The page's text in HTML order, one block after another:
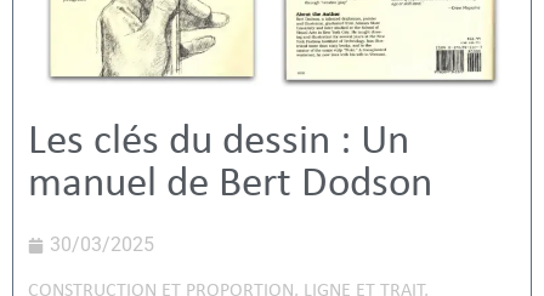
Les clés du dessin : Un
manuel de Bert Dodson
30/03/2025
CONSTRUCTION ET PROPORTION, LIGNE ET TRAIT,